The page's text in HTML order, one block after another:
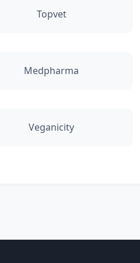
Topvet
Medpharma
Veganicity